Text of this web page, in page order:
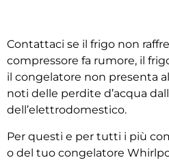
Contattaci se il frigo non
compressore fa rumore, il
il congelatore non presenta
noti delle perdite d’acqua
dell’elettrodomestico.
Per questi e per tutti i più
o del tuo congelatore